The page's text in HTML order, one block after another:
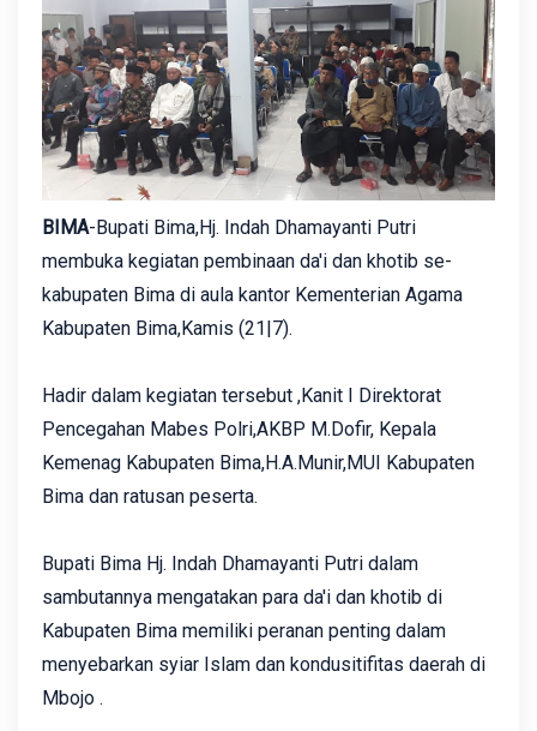
BIMA-Bupati Bima,Hj. Indah Dhamayanti Putri
membuka kegiatan pembinaan da'i dan khotib se-
kabupaten Bima di aula kantor Kementerian Agama
Kabupaten Bima,Kamis (21|7).
Hadir dalam kegiatan tersebut ‎,Kanit I Direktorat
Pencegahan Mabes Polri,AKBP M.Dofir, Kepala
Kemenag Kabupaten Bima,H.A.Munir,MUI Kabupaten
Bima dan ratusan peserta.
Bupati Bima Hj. Indah Dhamayanti Putri dalam
sambutannya mengatakan para da'i dan khotib di
Kabupaten Bima memiliki peranan penting dalam
menyebarkan syiar Islam dan kondusitifitas daerah di
Mbojo .